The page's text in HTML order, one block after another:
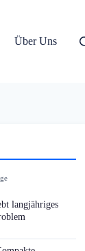
Über Uns
langjähriges